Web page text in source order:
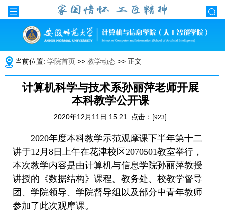
当前位置: 学院首页 >> 教学动态 >> 正文
计算机科学与技术系孙丽萍老师开展
本科教学公开课
2020年12月11日 15:21 点击：[923]
2020年度本科教学示范观摩课下半年第十二
讲于12月8日上午在花津校区2070501教室举行，
本次教学内容是由计算机与信息学院孙丽萍教授
讲授的《数据结构》课程。教务处、校教学督导
团、学院领导、学院督导组以及部分中青年教师
参加了此次观摩课。